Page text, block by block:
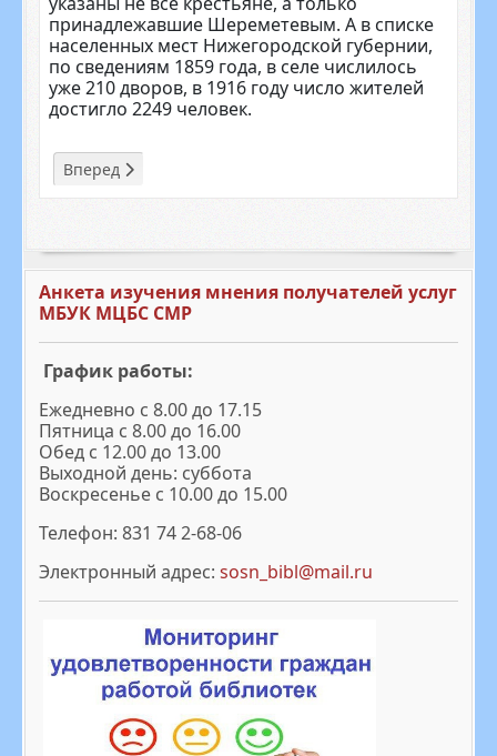
Анкета изучения мнения получателей услуг
МБУК МЦБС СМР
График работы:
Ежедневно с 8.00 до 17.15
Пятница с 8.00 до 16.00
Обед с 12.00 до 13.00
Выходной день: суббота
Воскресенье с 10.00 до 15.00
Телефон: 831 74 2-68-06
Электронный адрес:sosn_bibl@mail.ru
принадлежавшие Шереметевым. А в списке
населенных мест Нижего­родской губернии,
по сведениям 1859 года, в селе числилось
уже 210 дворов, в 1916 году число жителей
достигло 2249 человек.
Следующий: История герба Сосновского
Вперед